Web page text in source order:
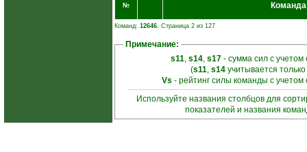
№ Команда
Команд: 12646. Страница 2 из 127
Примечание:
s11, s14, s17- сумма сил с учетом
(s11, s14 учитывается
Vs - рейтинг силы команды с
Используйте названия столбцов для
показателей и названия